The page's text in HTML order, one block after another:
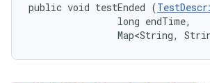
public void testEnded (
                long endTime,
Map<String,